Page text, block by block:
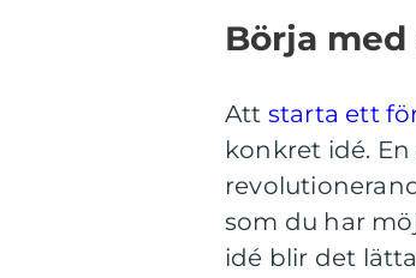
Börja
Att starta ett
konkret idé.
som du har
idé blir det